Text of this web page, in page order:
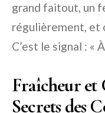
grand faitout, un
régulièrement, et
C’est le signal : «
Fraîcheur et
Secrets des